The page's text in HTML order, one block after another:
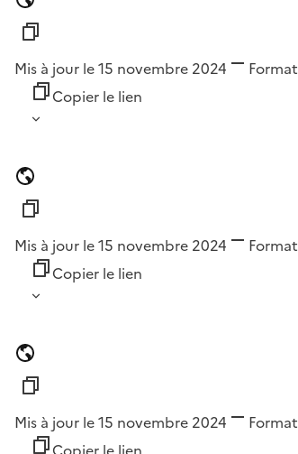
Mis à jour le 15 novembre 2024 Format
Copier le lien
Mis à jour le 15 novembre 2024 Format
Copier le lien
Mis à jour le 15 novembre 2024 Format